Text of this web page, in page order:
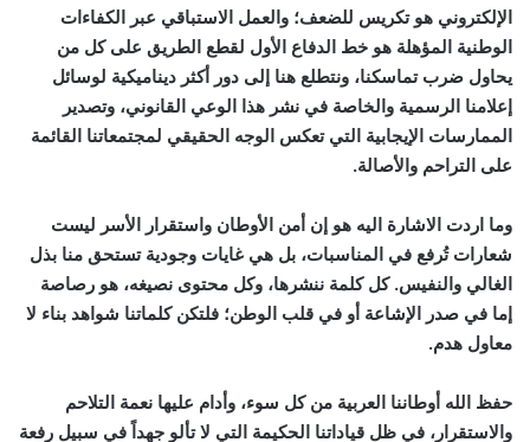
الإلكتروني هو تكريس للضعف؛ والعمل الاستباقي عبر الكفاءات
الوطنية المؤهلة هو خط الدفاع الأول لقطع الطريق على كل من
يحاول ضرب تماسكنا، ونتطلع هنا إلى دور أكثر ديناميكية لوسائل
إعلامنا الرسمية والخاصة في نشر هذا الوعي القانوني، وتصدير
الممارسات الإيجابية التي تعكس الوجه الحقيقي لمجتمعاتنا القائمة
على التراحم والأصالة.
وما اردت الاشارة اليه هو إن أمن الأوطان واستقرار الأسر ليست
شعارات تُرفع في المناسبات، بل هي غايات وجودية تستحق منا بذل
الغالي والنفيس. كل كلمة ننشرها، وكل محتوى نصيغه، هو رصاصة
إما في صدر الإشاعة أو في قلب الوطن؛ فلتكن كلماتنا شواهد بناء لا
معاول هدم.
حفظ الله أوطاننا العربية من كل سوء، وأدام عليها نعمة التلاحم
والاستقرار، في ظل قياداتنا الحكيمة التي لا تألو جهداً في سبيل رفعة